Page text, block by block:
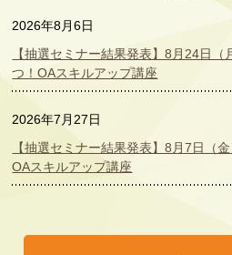
2026年8月6日
【抽選セミナー結果発表】8月24日
つ！OAスキルアップ講座
2026年7月27日
【抽選セミナー結果発表】8月7日（
OAスキルアップ講座
女性デジタル人材育成・就労支援プロ